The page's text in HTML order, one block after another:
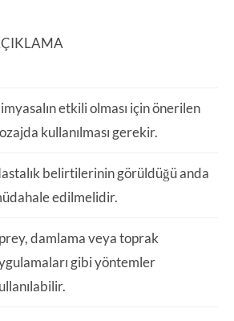
etkili olması için önerilen
kullanılması gerekir.
belirtilerinin görüldüğü anda
edilmelidir.
damlama veya toprak
gibi yöntemler